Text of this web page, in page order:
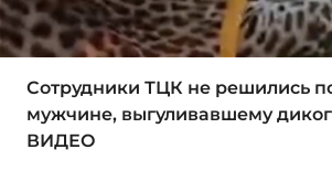
Сотрудники ТЦК не решились
мужчине, выгуливавшему
ВИДЕО